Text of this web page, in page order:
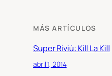
MÁS ARTÍCULOS
Super Riviú: Kill La Kill
abril 1, 2014